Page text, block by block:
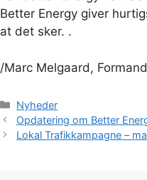
Better Energy giver
at det sker. .
/Marc Melgaard, Formand
Kategorier
Nyheder
Opdatering om Better
Lokal Trafikkampagne –